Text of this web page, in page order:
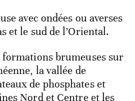
avec ondées ou averses
et le sud de l’Oriental.
formations brumeuses sur
la vallée de
de phosphates et
Nord et Centre et les